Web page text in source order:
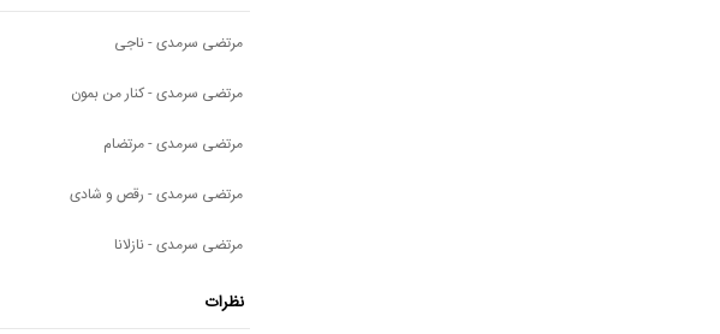
مرتضی سرمدی - ناجی
مرتضی سرمدی - کنار من بمون
مرتضی سرمدی - مرتضام
مرتضی سرمدی - رقص و شادی
مرتضی سرمدی - نازلانا
نظرات